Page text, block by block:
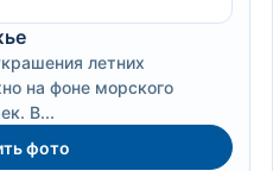
летних
на фоне морского
В...
фото